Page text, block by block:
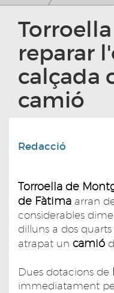
reparar
calçada
camió
Redacció
Torroella de
de Fàtima arran
considerables
dilluns a dos
atrapat un camió
Dues dotacions de
immediatament